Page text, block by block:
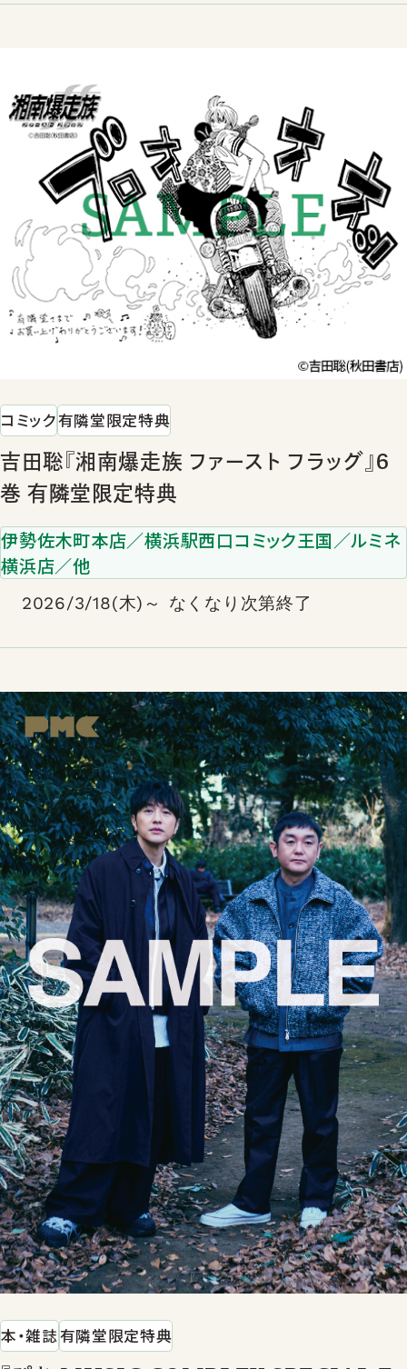
コミック有隣堂限定特典
吉田聡『湘南爆走族 ファースト フラッグ』6
巻 有隣堂限定特典
伊勢佐木町本店／横浜駅西口コミック王国／ルミネ
横浜店／他
2026/3/18(木)～ なくなり次第終了
本・雑誌有隣堂限定特典